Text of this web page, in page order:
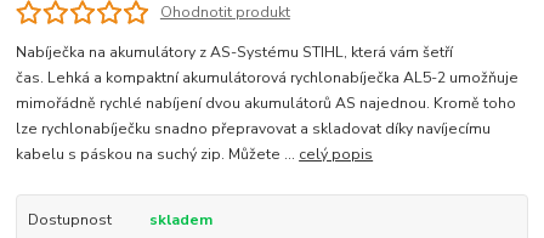
Ohodnotit produkt
Nabíječka na akumulátory z AS-Systému STIHL, která vám šetří
čas. Lehká a kompaktní akumulátorová rychlonabíječka AL5-2 umožňuje
mimořádně rychlé nabíjení dvou akumulátorů AS najednou. Kromě toho
lze rychlonabíječku snadno přepravovat a skladovat díky navíjecímu
kabelu s páskou na suchý zip. Můžete ... celý popis
Dostupnost skladem